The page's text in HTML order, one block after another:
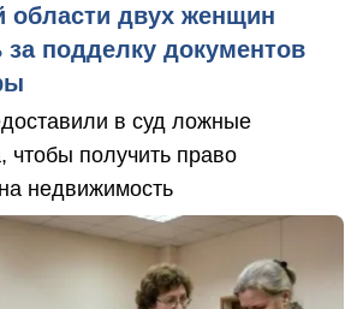
области двух женщин
за подделку документов
в суд ложные
чтобы получить право
недвижимость